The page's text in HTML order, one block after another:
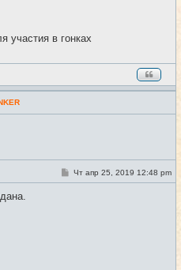
н
участия в гонках
#3
С
о
Чт апр 25, 2019 12:48 pm